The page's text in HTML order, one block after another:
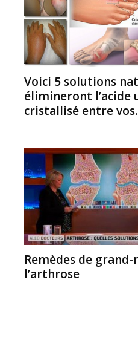
Voici 5 solutions
élimineront l’acide
cristallisé entre
Remèdes de
l’arthrose